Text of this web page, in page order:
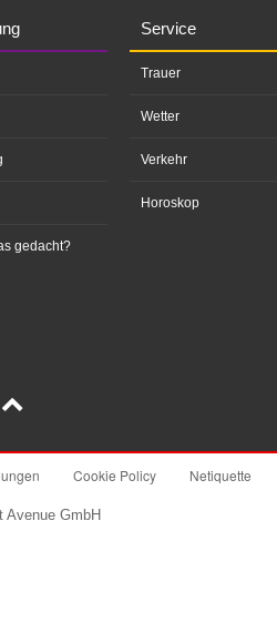
gedacht?
Service
Trauer
Wetter
Verkehr
Horoskop
Cookie Policy Netiquette
GmbH